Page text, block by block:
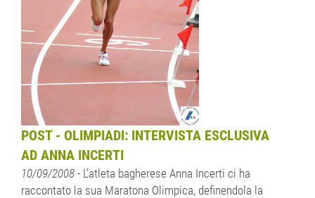
POST - OLIMPIADI: INTERVISTA ESCLUSIVA
AD ANNA INCERTI
10/09/2008 - L’atleta bagherese Anna Incerti ci ha
raccontato la sua Maratona Olimpica, definendola la